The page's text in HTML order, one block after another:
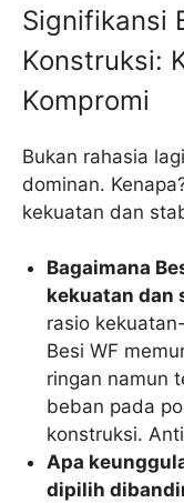
Signifikansi
Konstruksi:
Kompromi
Bukan rahasia
dominan.
kekuatan dan
Bagaimana
kekuatan dan
rasio
Besi WF
ringan namun
beban pada
konstruksi.
Apa
dipilih